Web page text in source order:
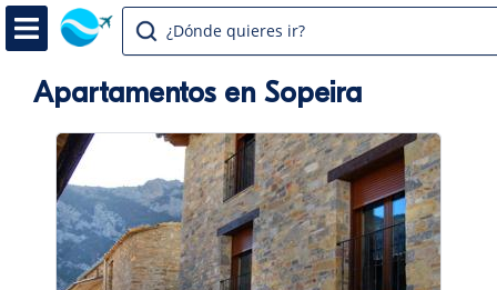
¿Dónde quieres ir?
Apartamentos en Sopeira